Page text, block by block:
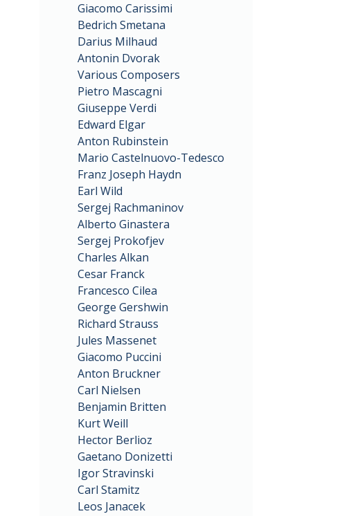
Giacomo Carissimi
Bedrich Smetana
Darius Milhaud
Antonin Dvorak
Various Composers
Pietro Mascagni
Giuseppe Verdi
Edward Elgar
Anton Rubinstein
Mario Castelnuovo-Tedesco
Franz Joseph Haydn
Earl Wild
Sergej Rachmaninov
Alberto Ginastera
Sergej Prokofjev
Charles Alkan
Cesar Franck
Francesco Cilea
George Gershwin
Richard Strauss
Jules Massenet
Giacomo Puccini
Anton Bruckner
Carl Nielsen
Benjamin Britten
Kurt Weill
Hector Berlioz
Gaetano Donizetti
Igor Stravinski
Carl Stamitz
Leos Janacek